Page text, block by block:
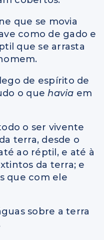
que se movia
como de gado e
que se arrasta
de espírito de
o quehavia em
o ser vivente
terra, desde o
ao réptil, e até à
da terra; e
que com ele
sobre a terra